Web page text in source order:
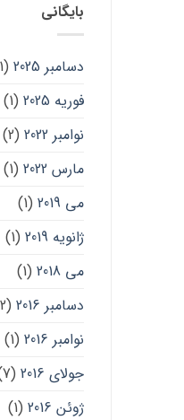
بایگانی
دسامبر 2025
(1)
فوریه 2025
(1)
نوامبر 2022
(2)
مارس 2022
(1)
می 2019
(1)
ژانویه 2019
(1)
می 2018
(1)
دسامبر 2016
(2)
نوامبر 2016
(1)
جولای 2016
(7)
ژوئن 2016
(1)